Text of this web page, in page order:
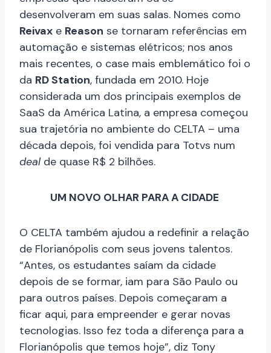
desenvolveram em suas salas. Nomes como
Reivax e Reason se tornaram referências em
automação e sistemas elétricos; nos anos
mais recentes, o case mais emblemático foi o
da RD Station, fundada em 2010. Hoje
considerada um dos principais exemplos de
SaaS da América Latina, a empresa começou
sua trajetória no ambiente do CELTA – uma
década depois, foi vendida para Totvs num
dealde quase R$ 2 bilhões.
UM NOVO OLHAR PARA A CIDADE
O CELTA também ajudou a redefinir a relação
de Florianópolis com seus jovens talentos.
“Antes, os estudantes saíam da cidade
depois de se formar, iam para São Paulo ou
para outros países. Depois começaram a
ficar aqui, para empreender e gerar novas
tecnologias. Isso fez toda a diferença para a
Florianópolis que temos hoje”, diz Tony